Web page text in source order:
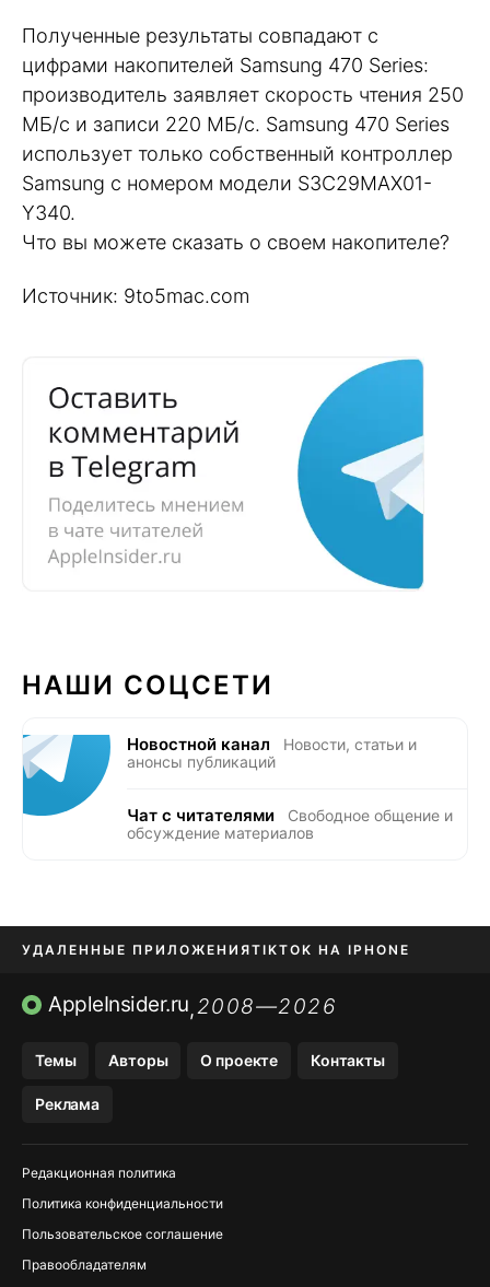
Полученные результаты совпадают с
цифрами накопителей Samsung 470 Series:
производитель заявляет скорость чтения 250
МБ/с и записи 220 МБ/с. Samsung 470 Series
использует только собственный контроллер
Samsung с номером модели S3C29MAX01-
Y340.
Что вы можете сказать о своем накопителе?
Источник: 9to5mac.com
НАШИ СОЦСЕТИ
Новостной канал
Новости, статьи и
анонсы публикаций
Чат с читателями
Свободное общение и
обсуждение материалов
УДАЛЕННЫЕ ПРИЛОЖЕНИЯTIKTOK НА IPHONE
ПРИЛОЖЕНИЯ БЕЗ APP STORE
AppleInsider.ru,2008—2026
Темы Авторы О проекте Контакты
Реклама
Редакционная политика
Политика конфиденциальности
Пользовательское соглашение
Правообладателям